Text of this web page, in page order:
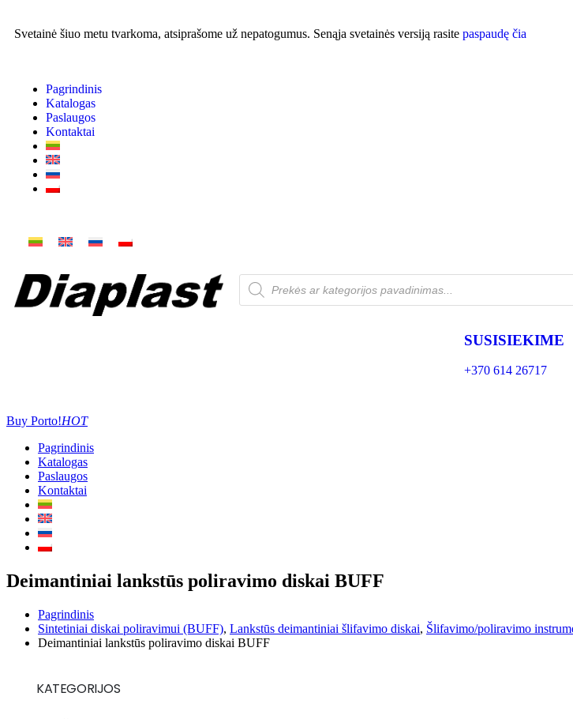
Svetainė šiuo metu tvarkoma, atsiprašome už nepatogumus. Senąja svetainės versiją rasite paspaudę čia
Pagrindinis
Katalogas
Paslaugos
Kontaktai
SUSISIEKIME
+370 614 26717
Buy Porto!HOT
Pagrindinis
Katalogas
Paslaugos
Kontaktai
Deimantiniai lankstūs poliravimo diskai BUFF
Pagrindinis
Sintetiniai diskai poliravimui (BUFF), Lankstūs deimantiniai šlifavimo diskai, Šlifavimo/poliravimo
Deimantiniai lankstūs poliravimo diskai BUFF
KATEGORIJOS